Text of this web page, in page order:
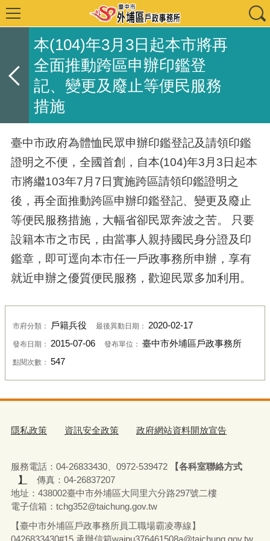
本(104)年3月3日起本市將再
全面推動跨區申辦印鑑登
記、變更及廢止等便民服務
措施
臺中市政府為體恤民眾申辦印鑑登記及請領印鑑
證明之不便，全國首創，自本(104)年3月3日起本
市將繼103年7月7日實施跨區請領印鑑證明之
後，再全面推動跨區申辦印鑑登記、變更及廢止
等便民服務措施，大幅省卻民眾奔波之苦。 只要
設籍本市之市民，由當事人親持國民身分證及印
鑑章，即可逕向本市任一戶政事務所申辦，享有
就近申辦之優質便民服務，歡迎民眾多加利用。
市府分類： 戶籍兵役 最後異動日期： 2020-02-17
發布日期： 2015-07-06 發布單位： 臺中市外埔區戶政事務所
點閱次數： 547
隱私政策 資訊安全政策 政府網站資料開放宣告
服務電話：04-26833430、0972-539472
【各科室聯絡方式
】
傳真：04-26837207
地址：438002臺中市外埔區大同里六分路297號二樓
電子信箱：tchg352@taichung.gov.tw
【臺中市外埔區戶政事務所員工職場霸凌專線】